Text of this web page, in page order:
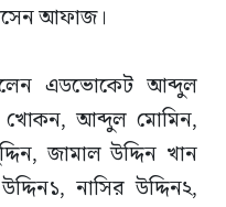
আফাজ।
এডভোকেট আব্দুল
খোকন, আব্দুল মোমিন,
জামাল উদ্দিন খান
নাসির উদ্দিন২,